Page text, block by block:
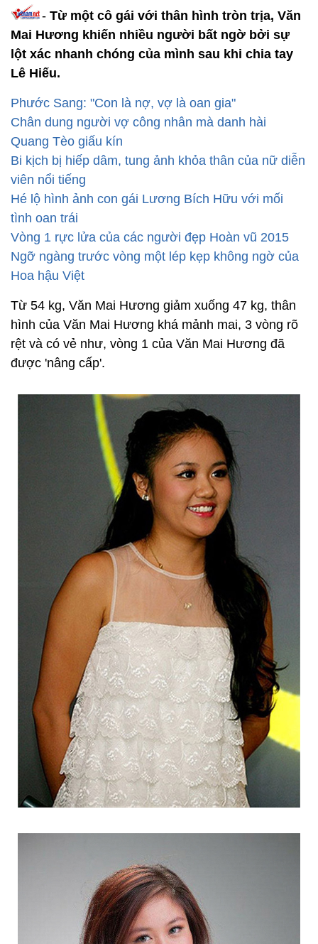
- Từ một cô gái với thân hình tròn trịa, Văn
Mai Hương khiến nhiều người bất ngờ bởi sự
lột xác nhanh chóng của mình sau khi chia tay
Lê Hiếu.
Phước Sang: "Con là nợ, vợ là oan gia"
Chân dung người vợ công nhân mà danh hài
Quang Tèo giấu kín
Bi kịch bị hiếp dâm, tung ảnh khỏa thân của nữ diễn
viên nổi tiếng
Hé lộ hình ảnh con gái Lương Bích Hữu với mối
tình oan trái
Vòng 1 rực lửa của các người đẹp Hoàn vũ 2015
Ngỡ ngàng trước vòng một lép kẹp không ngờ của
Hoa hậu Việt
Từ 54 kg, Văn Mai Hương giảm xuống 47 kg, thân
hình của Văn Mai Hương khá mảnh mai, 3 vòng rõ
rệt và có vẻ như, vòng 1 của Văn Mai Hương đã
được 'nâng cấp'.